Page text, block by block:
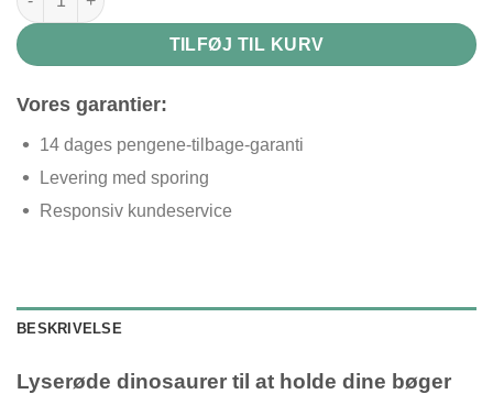
TILFØJ TIL KURV
Vores garantier:
14 dages pengene-tilbage-garanti
Levering med sporing
Responsiv kundeservice
BESKRIVELSE
Lyserøde dinosaurer til at holde dine bøger